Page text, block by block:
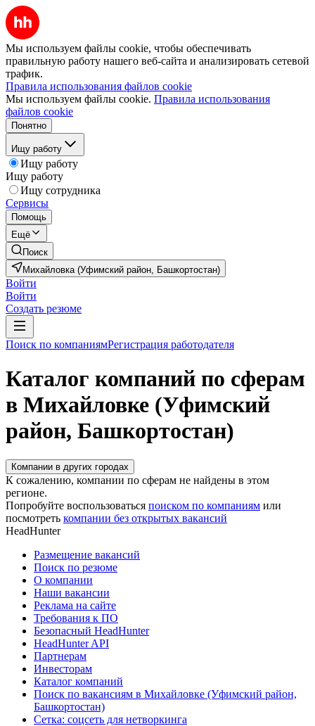
Мы используем файлы cookie, чтобы обеспечивать
правильную работу нашего веб-сайта и анализировать сетевой
трафик.
Правила использования файлов cookie
Мы используем файлы cookie. Правила использования
файлов cookie
Понятно
Ищу работу
Ищу работу
Ищу работу
Ищу сотрудника
Сервисы
Помощь
Ещё
Поиск
Михайловка (Уфимский район, Башкортостан)
Войти
Войти
Создать резюме
Поиск по компаниямРегистрация работодателя
Каталог компаний по сферам
в Михайловке (Уфимский
район, Башкортостан)
Компании в других городах
К сожалению, компании по сферам не найдены в этом
регионе.
Попробуйте воспользоваться поиском по компаниям или
посмотреть компании без открытых вакансий
HeadHunter
Размещение вакансий
Поиск по резюме
О компании
Наши вакансии
Реклама на сайте
Требования к ПО
Безопасный HeadHunter
HeadHunter API
Партнерам
Инвесторам
Каталог компаний
Поиск по вакансиям в Михайловке (Уфимский район,
Башкортостан)
Сетка: соцсеть для нетворкинга